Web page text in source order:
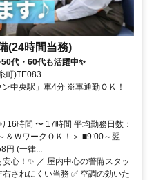
(24時間当務)
代・60代も活躍中✨
町)TE083
中央駅」車4分 ※車通勤ＯＫ！
16時間 〜 17時間 平均勤務日数：
＆ＷワークＯＫ！＞ ■9:00～翌
円 (一律...
心！✨ ／ 屋内中心の警備スタッ
されにくい当務 ✅ 空調の効いた